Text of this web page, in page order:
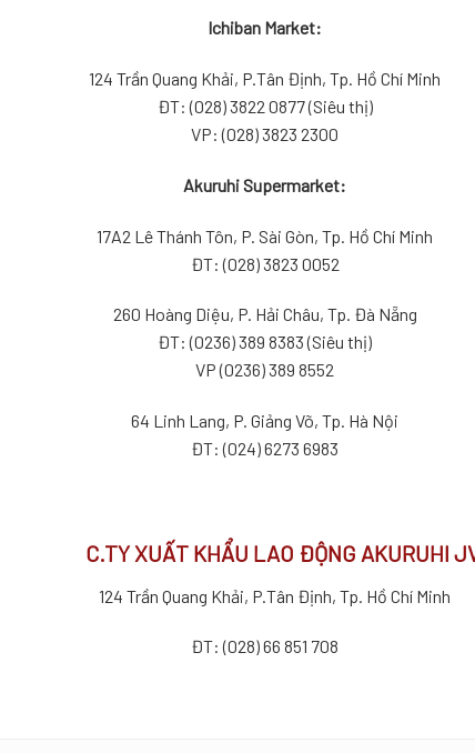
Ichiban Market:
124 Trần Quang Khải, P.Tân Định, Tp. Hồ Chí Minh
ĐT: (028) 3822 0877 (Siêu thị)
VP: (028) 3823 2300
Akuruhi Supermarket:
17A2 Lê Thánh Tôn, P. Sài Gòn, Tp. Hồ Chí Minh
ĐT: (028) 3823 0052
260 Hoàng Diệu, P. Hải Châu, Tp. Đà Nẵng
ĐT: (0236) 389 8383 (Siêu thị)
VP (0236) 389 8552
64 Linh Lang, P. Giảng Võ, Tp. Hà Nội
ĐT: (024) 6273 6983
C.TY XUẤT KHẨU LAO ĐỘNG AKURUHI
124 Trần Quang Khải, P.Tân Định, Tp. Hồ Chí Minh
ĐT: (028) 66 851 708